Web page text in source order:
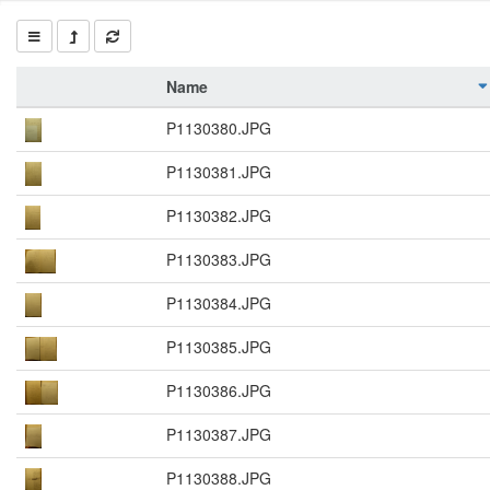
Name
P1130380.JPG
P1130381.JPG
P1130382.JPG
P1130383.JPG
P1130384.JPG
P1130385.JPG
P1130386.JPG
P1130387.JPG
P1130388.JPG